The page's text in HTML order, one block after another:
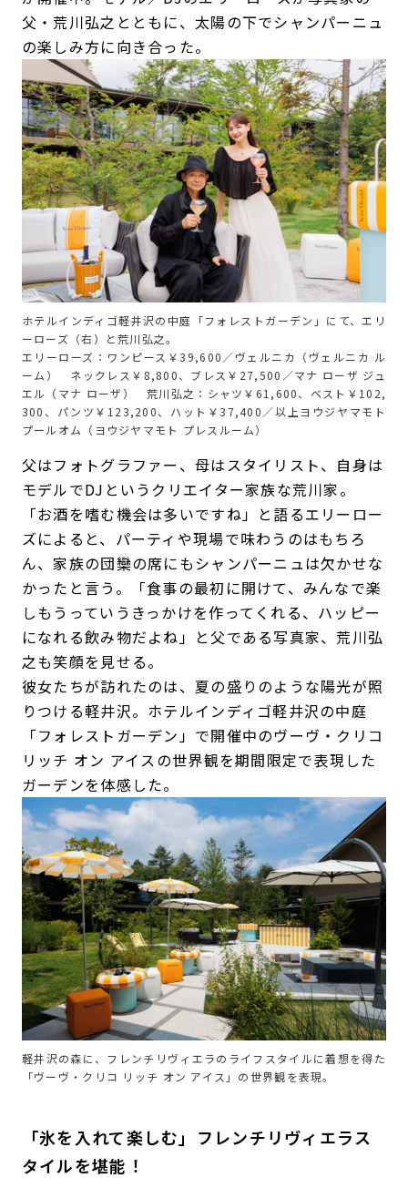
父・荒川弘之とともに、太陽の下でシャンパーニュ
の楽しみ方に向き合った。
ホテルインディゴ軽井沢の中庭「フォレストガーデン」にて、エリ
ーローズ（右）と荒川弘之。
エリーローズ：ワンピース￥39,600／ヴェルニカ（ヴェルニカ ル
ーム） ネックレス￥8,800、ブレス￥27,500／マナ ローザ ジュ
エル（マナ ローザ） 荒川弘之：シャツ￥61,600、ベスト￥102,
300、パンツ￥123,200、ハット￥37,400／以上ヨウジヤマモト
プールオム（ヨウジヤマモト プレスルーム）
父はフォトグラファー、母はスタイリスト、自身は
モデルでDJというクリエイター家族な荒川家。
「お酒を嗜む機会は多いですね」と語るエリーロー
ズによると、パーティや現場で味わうのはもちろ
ん、家族の団欒の席にもシャンパーニュは欠かせな
かったと言う。「食事の最初に開けて、みんなで楽
しもうっていうきっかけを作ってくれる、ハッピー
になれる飲み物だよね」と父である写真家、荒川弘
之も笑顔を見せる。
彼女たちが訪れたのは、夏の盛りのような陽光が照
りつける軽井沢。ホテルインディゴ軽井沢の中庭
「フォレストガーデン」で開催中のヴーヴ・クリコ
リッチ オン アイスの世界観を期間限定で表現した
ガーデンを体感した。
軽井沢の森に、フレンチリヴィエラのライフスタイルに着想を得た
「ヴーヴ・クリコ リッチ オン アイス」の世界観を表現。
「氷を入れて楽しむ」フレンチリヴィエラス
タイルを堪能！